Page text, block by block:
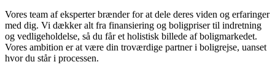
Vores team af eksperter brænder for at dele deres viden og erfaringer
med dig. Vi dækker alt fra finansiering og boligpriser til indretning
og vedligeholdelse, så du får et holistisk billede af boligmarkedet.
Vores ambition er at være din troværdige partner i boligrejse, uanset
hvor du står i processen.